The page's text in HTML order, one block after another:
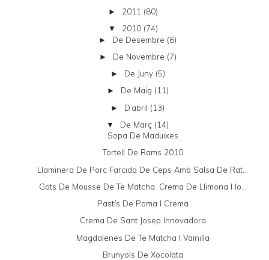
► 2011 (80)
▼ 2010 (74)
► De Desembre (6)
► De Novembre (7)
► De Juny (5)
► De Maig (11)
► D’abril (13)
▼ De Març (14)
Sopa De Maduixes
Tortell De Rams 2010
Llaminera De Porc Farcida De Ceps Amb Salsa De Rat...
Gots De Mousse De Te Matcha, Crema De Llimona I Io...
Pastís De Poma I Crema
Crema De Sant Josep Innovadora
Magdalenes De Te Matcha I Vainilla
Brunyols De Xocolata